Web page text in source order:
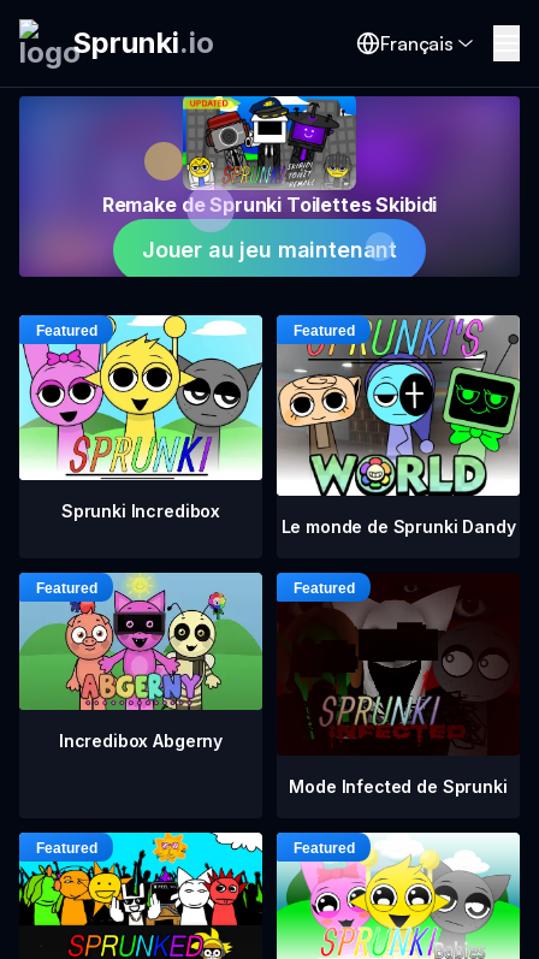
Sprunki.io Français
Remake de Sprunki Toilettes Skibidi
Jouer au jeu maintenant
Sprunki Incredibox
Le monde de Sprunki Dandy
Incredibox Abgerny
Mode Infected de Sprunki